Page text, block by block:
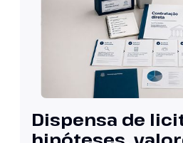
Dispensa de